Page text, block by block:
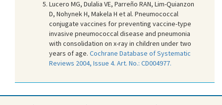
Lucero MG, Dulalia VE, Parreño RAN, Lim-Quianzon
D, Nohynek H, Makela H et al. Pneumococcal
conjugate vaccines for preventing vaccine-type
invasive pneumococcal disease and pneumonia
with consolidation on x-ray in children under two
years of age. Cochrane Database of Systematic
Reviews 2004, Issue 4. Art. No.: CD004977.